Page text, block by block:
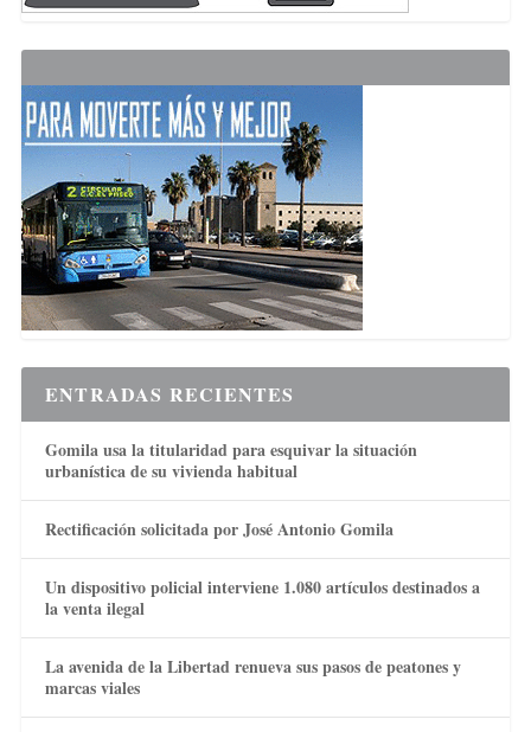
ENTRADAS RECIENTES
Gomila usa la titularidad para esquivar la situación
urbanística de su vivienda habitual
Rectificación solicitada por José Antonio Gomila
Un dispositivo policial interviene 1.080 artículos destinados a
la venta ilegal
La avenida de la Libertad renueva sus pasos de peatones y
marcas viales